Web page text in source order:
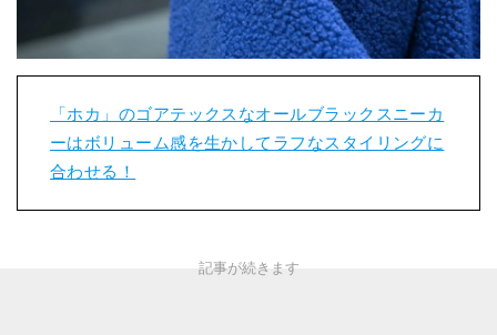
「ホカ」のゴアテックスなオールブラックスニーカ
ーはボリューム感を生かしてラフなスタイリングに
合わせる！